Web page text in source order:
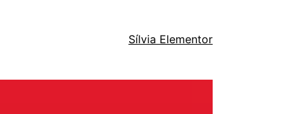
Sílvia Elementor